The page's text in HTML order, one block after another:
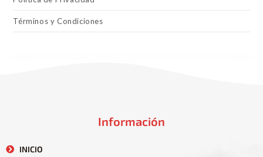
Términos y Condiciones
Información
INICIO